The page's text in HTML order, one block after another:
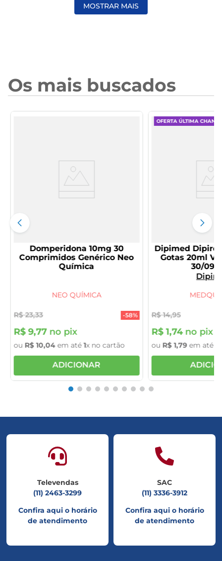
MOSTRAR MAIS
Os mais buscados
Domperidona 10mg 30
Comprimidos Genérico Neo
Química
NEO QUÍMICA
R$ 23,33 -58%
R$ 9,77no pix
ou R$ 10,04em até1x no cartão
ADICIONAR
OFERTA ÚLTIMA CHANCE
Dipimed
Gotas 20ml
30/09/
R$ 14,95
R$ 1,74no pix
ou R$ 1,79em até
Televendas
(11) 2463-3299
Confira aqui o horário
de atendimento
SAC
(11) 3336-3912
Confira aqui o horário
de atendimento